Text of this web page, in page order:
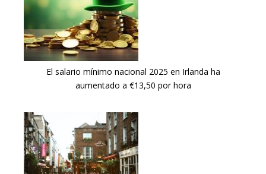
El salario mínimo nacional 2025 en Irlanda ha
aumentado a €13,50 por hora